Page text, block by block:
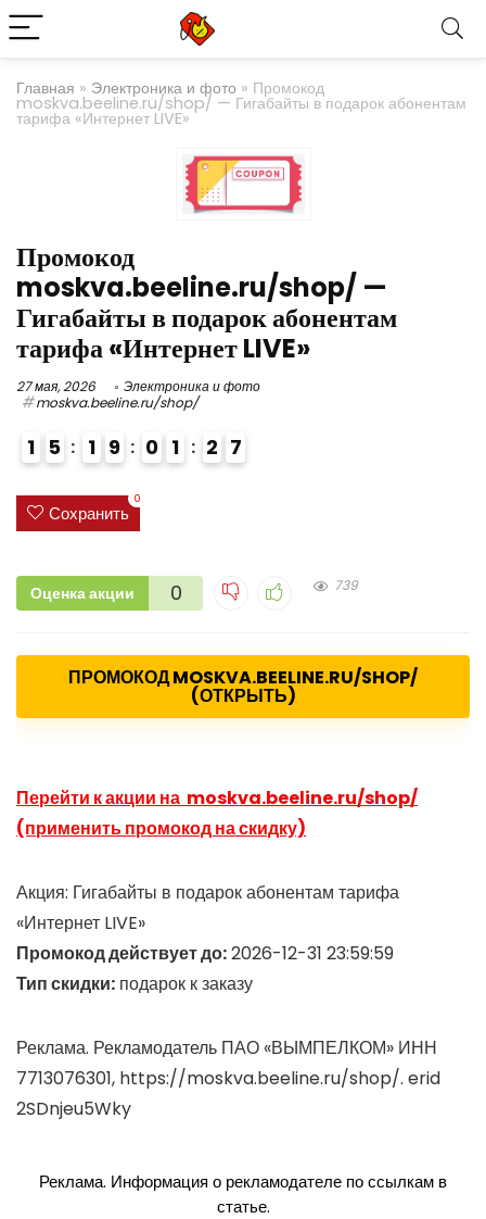
Главная » Электроника и фото » Промокод
moskva.beeline.ru/shop/ — Гигабайты в подарок абонентам
тарифа «Интернет LIVE»
Промокод
moskva.beeline.ru/shop/ —
Гигабайты в подарок абонентам
тарифа «Интернет LIVE»
27 мая, 2026
Электроника и фото
moskva.beeline.ru/shop/
1 5 1 9 0 1 2 6
7
Сохранить
0
Оценка акции 0 739
ПРОМОКОД MOSKVA.BEELINE.RU/SHOP/
(ОТКРЫТЬ)
Перейти к акции на moskva.beeline.ru/shop/
(применить промокод на скидку)
Акция: Гигабайты в подарок абонентам тарифа
«Интернет LIVE»
Промокод действует до:2026-12-31 23:59:59
Тип скидки: подарок к заказу
Реклама. Рекламодатель ПАО «ВЫМПЕЛКОМ» ИНН
7713076301, https://moskva.beeline.ru/shop/. erid
2SDnjeu5Wky
Реклама. Информация о рекламодателе по ссылкам в
статье.